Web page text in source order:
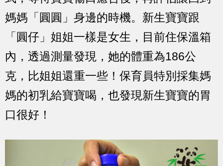
媽媽「圓圓」身邊的時機。新生寶寶跟
「圓仔」姐姐一樣是女生，目前住保溫箱
內，透過測量發現，她的體重為186公
克，比姐姐還重一些！保育員特別採集媽
媽的初乳給寶寶喝，也發現新生寶寶的胃
口很好！